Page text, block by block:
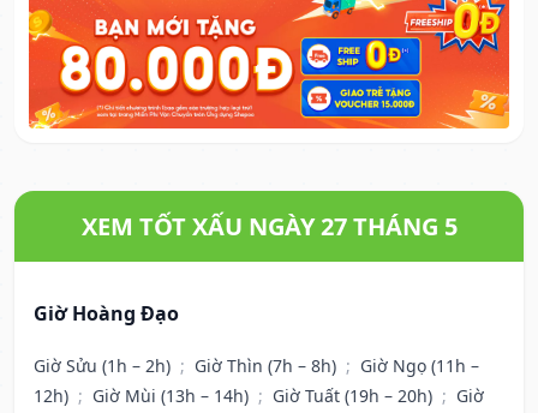
XEM TỐT XẤU NGÀY 27 THÁNG 5
Giờ Hoàng Đạo
Giờ Sửu (1h – 2h) ; Giờ Thìn (7h – 8h) ; Giờ Ngọ (11h –
12h) ; Giờ Mùi (13h – 14h) ; Giờ Tuất (19h – 20h) ; Giờ